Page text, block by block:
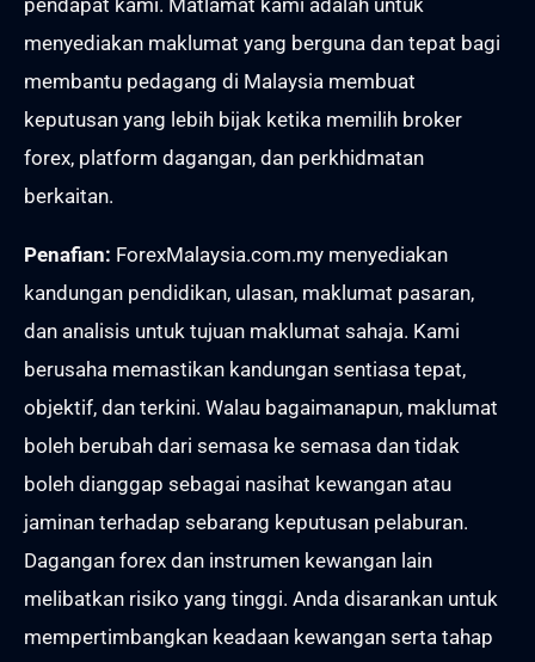
pendapat kami. Matlamat kami adalah untuk
menyediakan maklumat yang berguna dan tepat bagi
membantu pedagang di Malaysia membuat
keputusan yang lebih bijak ketika memilih broker
forex, platform dagangan, dan perkhidmatan
berkaitan.
Penafian: ForexMalaysia.com.my menyediakan
kandungan pendidikan, ulasan, maklumat pasaran,
dan analisis untuk tujuan maklumat sahaja. Kami
berusaha memastikan kandungan sentiasa tepat,
objektif, dan terkini. Walau bagaimanapun, maklumat
boleh berubah dari semasa ke semasa dan tidak
boleh dianggap sebagai nasihat kewangan atau
jaminan terhadap sebarang keputusan pelaburan.
Dagangan forex dan instrumen kewangan lain
melibatkan risiko yang tinggi. Anda disarankan untuk
mempertimbangkan keadaan kewangan serta tahap